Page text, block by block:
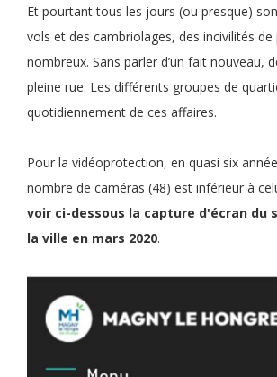
Et pourtant tous les jours (ou presque)
vols et des cambriolages, des incivilités de
nombreux. Sans parler d’un fait nouveau,
pleine rue. Les différents groupes de
quotidiennement de ces affaires.
Pour la vidéoprotection, en quasi six
nombre de caméras (48) est inférieur à
voir ci-dessous la capture d'écran du
la ville en mars 2020.